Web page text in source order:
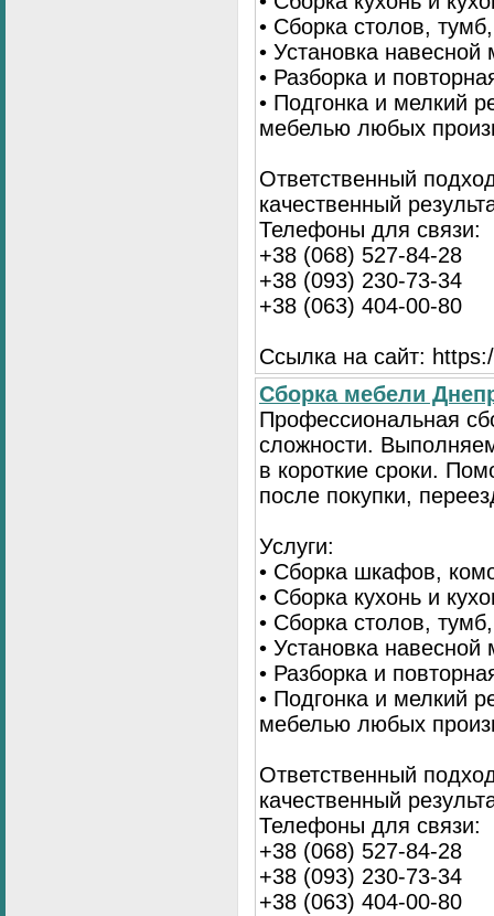
• Сборка столов,
• Установка
• Разборка и
• Подгонка и мелкий
мебелью любых
Ответственный
качественный
Телефоны для связи:
+38 (068) 527-84-28
+38 (093) 230-73-34
+38 (063) 404-00-80
Ссылка на сайт:
Сборка мебели
Профессиональная
сложности.
в короткие сроки.
после покупки,
Услуги:
• Сборка шкафов,
• Сборка кухонь и
• Сборка столов,
• Установка
• Разборка и
• Подгонка и мелкий
мебелью любых
Ответственный
качественный
Телефоны для связи:
+38 (068) 527-84-28
+38 (093) 230-73-34
+38 (063) 404-00-80